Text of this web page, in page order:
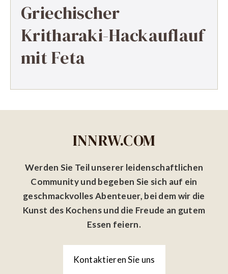
Griechischer
Kritharaki-Hackauflauf
mit Feta
INNRW.COM
Werden Sie Teil unserer leidenschaftlichen
Community und begeben Sie sich auf ein
geschmackvolles Abenteuer, bei dem wir die
Kunst des Kochens und die Freude an gutem
Essen feiern.
Kontaktieren Sie uns